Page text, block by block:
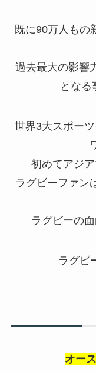
既に90万人もの
過去最大の影響
世界3大スポー
初めてアジ
ラグビーファン
ラグビーの
ラグビ
オー